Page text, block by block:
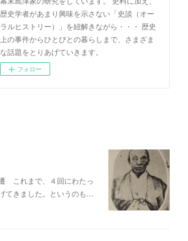
歴史学者があまり興味を示さない「史談（オー
ラルヒストリー）」を紐解きながら・・・ 歴史
上の事件からひとびとの暮らしまで、さまざま
な話題をとりあげていきます。
フォロー
これまで、４回にわたっ
てきました。というのも…